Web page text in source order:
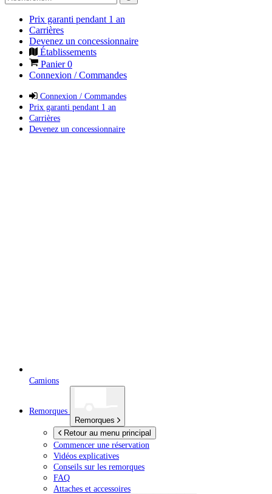
Prix garanti pendant 1 an
Carrières
Devenez un concessionnaire
Établissements
Panier0
Connexion / Commandes
Connexion / Commandes
Prix garanti pendant 1 an
Carrières
Devenez un concessionnaire
Camions
Remorques
Remorques
Retour au menu principal
Commencer une réservation
Vidéos explicatives
Conseils sur les remorques
FAQ
Attaches et accessoires